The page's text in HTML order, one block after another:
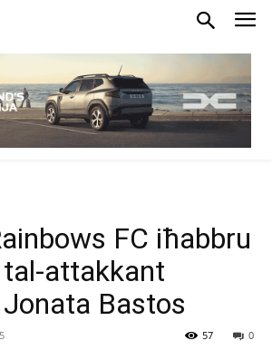
FC iħabbru
attakkant
Bastos
0
57